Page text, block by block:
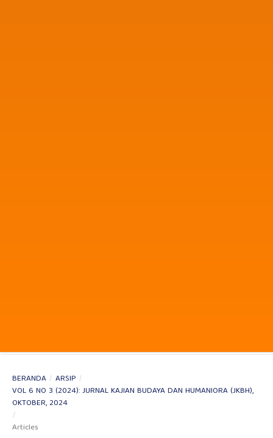
BERANDA / ARSIP /
VOL 6 NO 3 (2024): JURNAL KAJIAN BUDAYA DAN HUMANIORA (JKBH),
OKTOBER, 2024
/
Articles